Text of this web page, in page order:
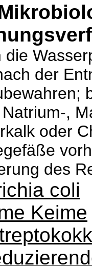
die
der
,
oder
des
coli
Keime